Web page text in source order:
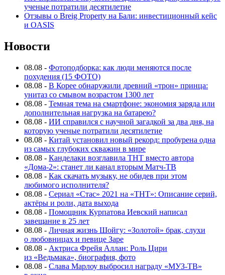
ученые потратили десятилетие
Отзывы о Breig Property на Бали: инвестиционный кейс
и OASIS
Новости
08.08 - Фотоподборка: как люди меняются после
похудения (15 ФОТО)
08.08 - В Корее обнаружили древний «трон» принца:
унитаз со смывом возрастом 1300 лет
08.08 - Темная тема на смартфоне: экономия заряда или
дополнительная нагрузка на батарею?
08.08 - ИИ справился с научной загадкой за два дня, на
которую ученые потратили десятилетие
08.08 - Китай установил новый рекорд: пробурена одна
из самых глубоких скважин в мире
08.08 - Канделаки возглавила ТНТ вместо автора
«Дома-2»: станет ли канал вторым Матч-ТВ
08.08 - Как скачать музыку, не обидев при этом
любимого исполнителя?
08.08 - Сериал «Стас» 2021 на «ТНТ»: Описание серий,
актёры и роли, дата выхода
08.08 - Помощник Курпатова Иевский написал
завещание в 25 лет
08.08 - Личная жизнь Шойгу: «Золотой» брак, слухи
о любовницах и певице Заре
08.08 - Актриса Фрейя Аллан: Роль Цири
из «Ведьмака», биография, фото
08.08 - Слава Марлоу выбросил награду «МУЗ-ТВ»